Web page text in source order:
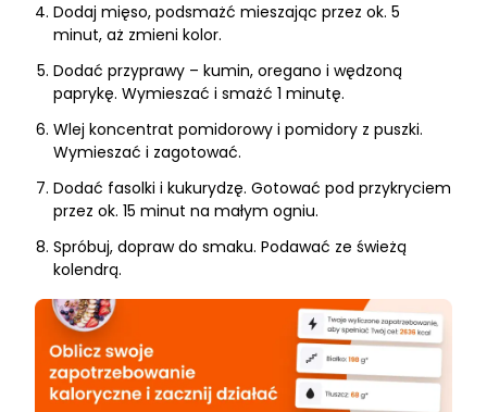
Dodaj mięso, podsmażć mieszając przez ok. 5
minut, aż zmieni kolor.
Dodać przyprawy – kumin, oregano i wędzoną
paprykę. Wymieszać i smażć 1 minutę.
Wlej koncentrat pomidorowy i pomidory z puszki.
Wymieszać i zagotować.
Dodać fasolki i kukurydzę. Gotować pod przykryciem
przez ok. 15 minut na małym ogniu.
Spróbuj, dopraw do smaku. Podawać ze świeżą
kolendrą.